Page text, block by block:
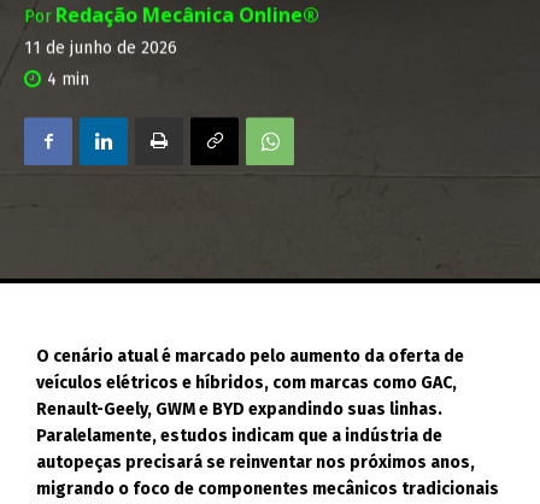
Por Redação Mecânica Online®
11 de junho de 2026
4 min
O cenário atual é marcado pelo aumento da oferta de
veículos elétricos e híbridos, com marcas como GAC,
Renault-Geely, GWM e BYD expandindo suas linhas.
Paralelamente, estudos indicam que a indústria de
autopeças precisará se reinventar nos próximos anos,
migrando o foco de componentes mecânicos tradicionais